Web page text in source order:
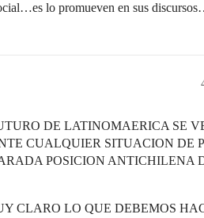
lo promueven en sus
DE LATINOMAERICA SE
CUALQUIER SITUACION DE
POSICION ANTICHILENA
CLARO LO QUE DEBEMOS